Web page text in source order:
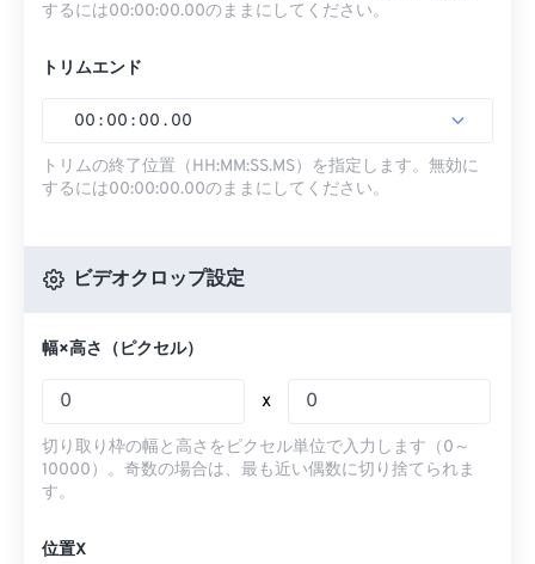
するには00:00:00.00のままにしてください。
トリムエンド
00 : 00 : 00 . 00
トリムの終了位置（HH:MM:SS.MS）を指定します。無効に
するには00:00:00.00のままにしてください。
ビデオクロップ設定
幅×高さ（ピクセル）
x
切り取り枠の幅と高さをピクセル単位で入力します（0～
10000）。奇数の場合は、最も近い偶数に切り捨てられま
す。
位置X